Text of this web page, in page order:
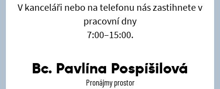
V kanceláři nebo na telefonu nás zastihnete v
pracovní dny
7:00–15:00.
Bc. Pavlína Pospíšilová
Pronájmy prostor